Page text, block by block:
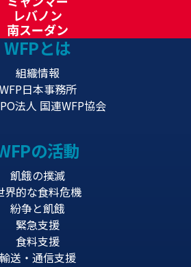
レバノン
南スーダン
WFPとは
組織情報
WFP日本事務所
法人 国連WFP協会
の活動
飢餓の撲滅
界的な食料危機
紛争と飢餓
緊急支援
食料支援
輸送・通信支援